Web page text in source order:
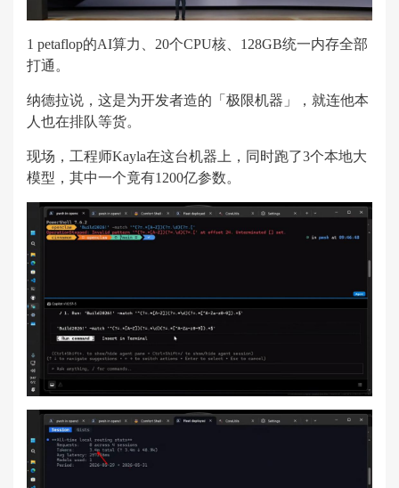
1 petaflop的AI算力、20个CPU核、128GB统一内存全部
打通。
纳德拉说，这是为开发者造的「极限机器」，就连他本
人也在排队等货。
现场，工程师Kayla在这台机器上，同时跑了3个本地大
模型，其中一个竟有1200亿参数。